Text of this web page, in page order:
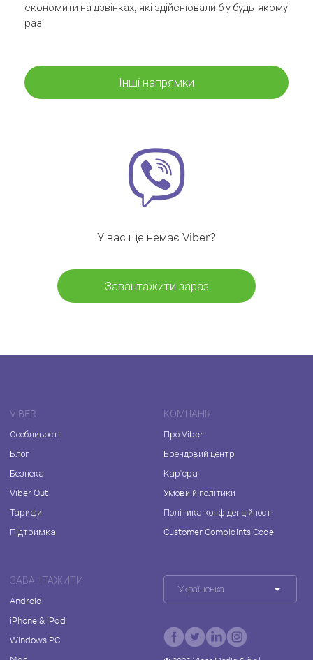
економити на дзвінках, які здійснювали б у будь-якому
разі
Інші напрямки
У вас ще немає Viber?
Завантажити зараз
VIBER
Особливості
Блог
Безпека
Viber Out
Тарифи
Підтримка
КОМПАНІЯ
Про Viber
Брендовий центр
Кар'єра
Умови й політики
Політика конфіденційності
Customer Complaints Code
ЗАВАНТАЖИТИ
Android
iPhone & iPad
Windows PC
Українська